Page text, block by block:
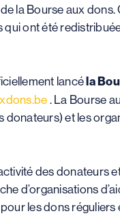
la Bourse aux
ont été
lancé la
. La Bourse
et les
des donateurs
d’organisations
les dons